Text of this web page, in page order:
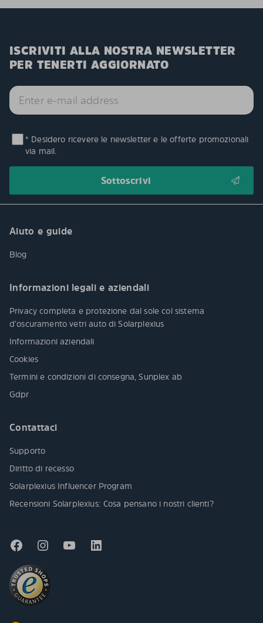
ISCRIVITI ALLA NOSTRA NEWSLETTER
PER TENERTI AGGIORNATO
* Desidero ricevere le newsletter e le offerte promozionali
via mail.
Aiuto e guide
Blog
Informazioni legali e aziendali
Privacy completa e protezione dal sole col sistema
d’oscuramento vetri auto di Solarplexius
Informazioni aziendali
Cookies
Termini e condizioni di consegna, Sunplex ab
Gdpr
Contattaci
Supporto
Diritto di recesso
Solarplexius Influencer Program
Recensioni Solarplexius: Cosa pensano i nostri clienti?